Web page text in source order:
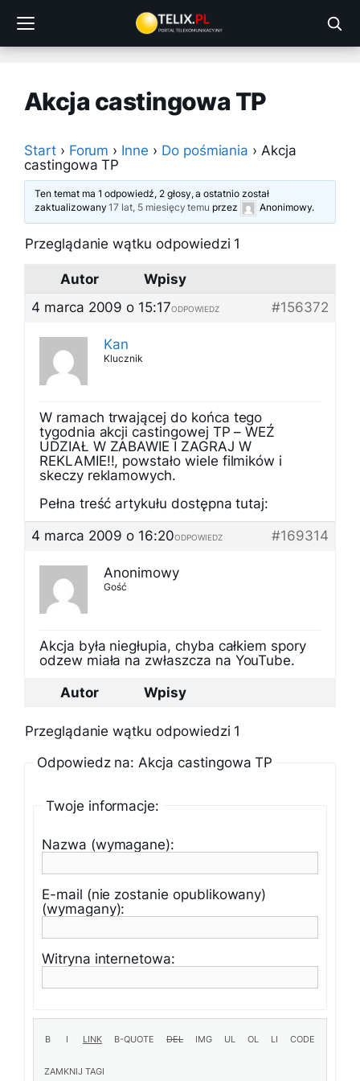
treści
Akcja castingowa TP
Start › Forum › Inne › Do pośmiania › Akcja
castingowa TP
Ten temat ma 1 odpowiedź, 2 głosy, a ostatnio został
zaktualizowany17 lat, 5 miesięcy temu przez Anonimowy.
Przeglądanie wątku odpowiedzi 1
Autor
Wpisy
4 marca 2009 o 15:17
#156372
ODPOWIEDZ
Kan
Klucznik
W ramach trwającej do końca tego
tygodnia akcji castingowej TP – WEŹ
UDZIAŁ W ZABAWIE I ZAGRAJ W
REKLAMIE!!, powstało wiele filmików i
skeczy reklamowych.
Pełna treść artykułu dostępna tutaj:
4 marca 2009 o 16:20
#169314
ODPOWIEDZ
Anonimowy
Gość
Akcja była niegłupia, chyba całkiem spory
odzew miała na zwłaszcza na YouTube.
Autor
Wpisy
Przeglądanie wątku odpowiedzi 1
Odpowiedz na: Akcja castingowa TP
Twoje informacje:
Nazwa (wymagane):
E-mail (nie zostanie opublikowany)
(wymagany):
Witryna internetowa: